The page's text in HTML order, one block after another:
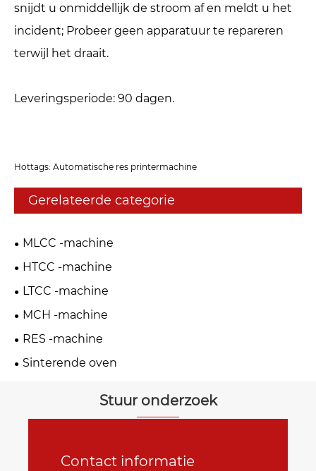
snijdt u onmiddellijk de stroom af en meldt u het
incident; Probeer geen apparatuur te repareren
terwijl het draait.
Leveringsperiode: 90 dagen.
Hottags: Automatische res printermachine
Gerelateerde categorie
MLCC -machine
HTCC -machine
LTCC -machine
MCH -machine
RES -machine
Sinterende oven
Stuur onderzoek
Contact informatie